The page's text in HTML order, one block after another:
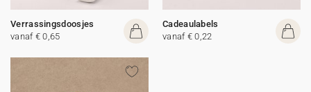
Verrassingsdoosjes
vanaf € 0,65
Cadeaulabels
vanaf € 0,22